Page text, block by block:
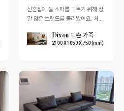
신혼집에 둘 소파를 고르기 위해 정
말 많은 브랜드를 둘러봤어요. 처음
알아봤지만, 막상 앉아보니 디자인
이나 착…
Dixon 딕슨 가죽
2100 X 1050 X 750 (mm)